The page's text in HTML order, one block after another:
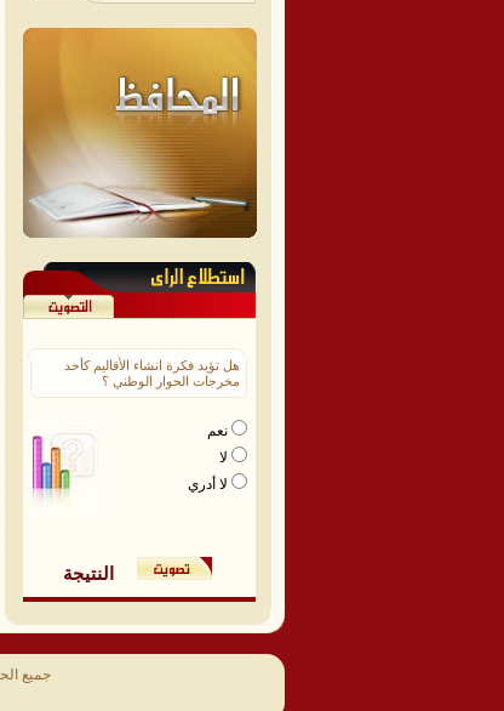
هل تؤيد فكرة انشاء الأقاليم كأحد
مخرجات الحوار الوطني ؟
نعم
لا
لا أدري
النتيجة
جميع